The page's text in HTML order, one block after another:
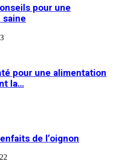
pour une
saine
pour une alimentation
la…
de l’oignon